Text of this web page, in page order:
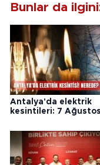
Bunlar da
Antalya'da elektrik
kesintileri: 7 Ağustos